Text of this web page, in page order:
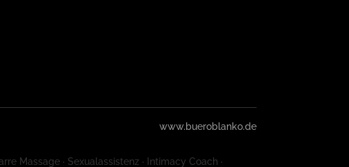
www.bueroblanko.de
Massage · Sexualassistenz · Intimacy Coach ·